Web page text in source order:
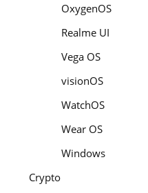
OxygenOS
Realme UI
Vega OS
visionOS
WatchOS
Wear OS
Windows
Crypto